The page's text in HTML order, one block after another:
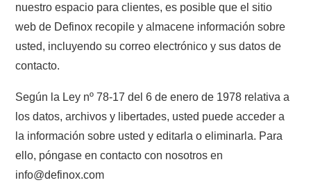
nuestro espacio para clientes, es posible que el sitio
web de Definox recopile y almacene información sobre
usted, incluyendo su correo electrónico y sus datos de
contacto.
Según la Ley nº 78-17 del 6 de enero de 1978 relativa a
los datos, archivos y libertades, usted puede acceder a
la información sobre usted y editarla o eliminarla. Para
ello, póngase en contacto con nosotros en
info@definox.com